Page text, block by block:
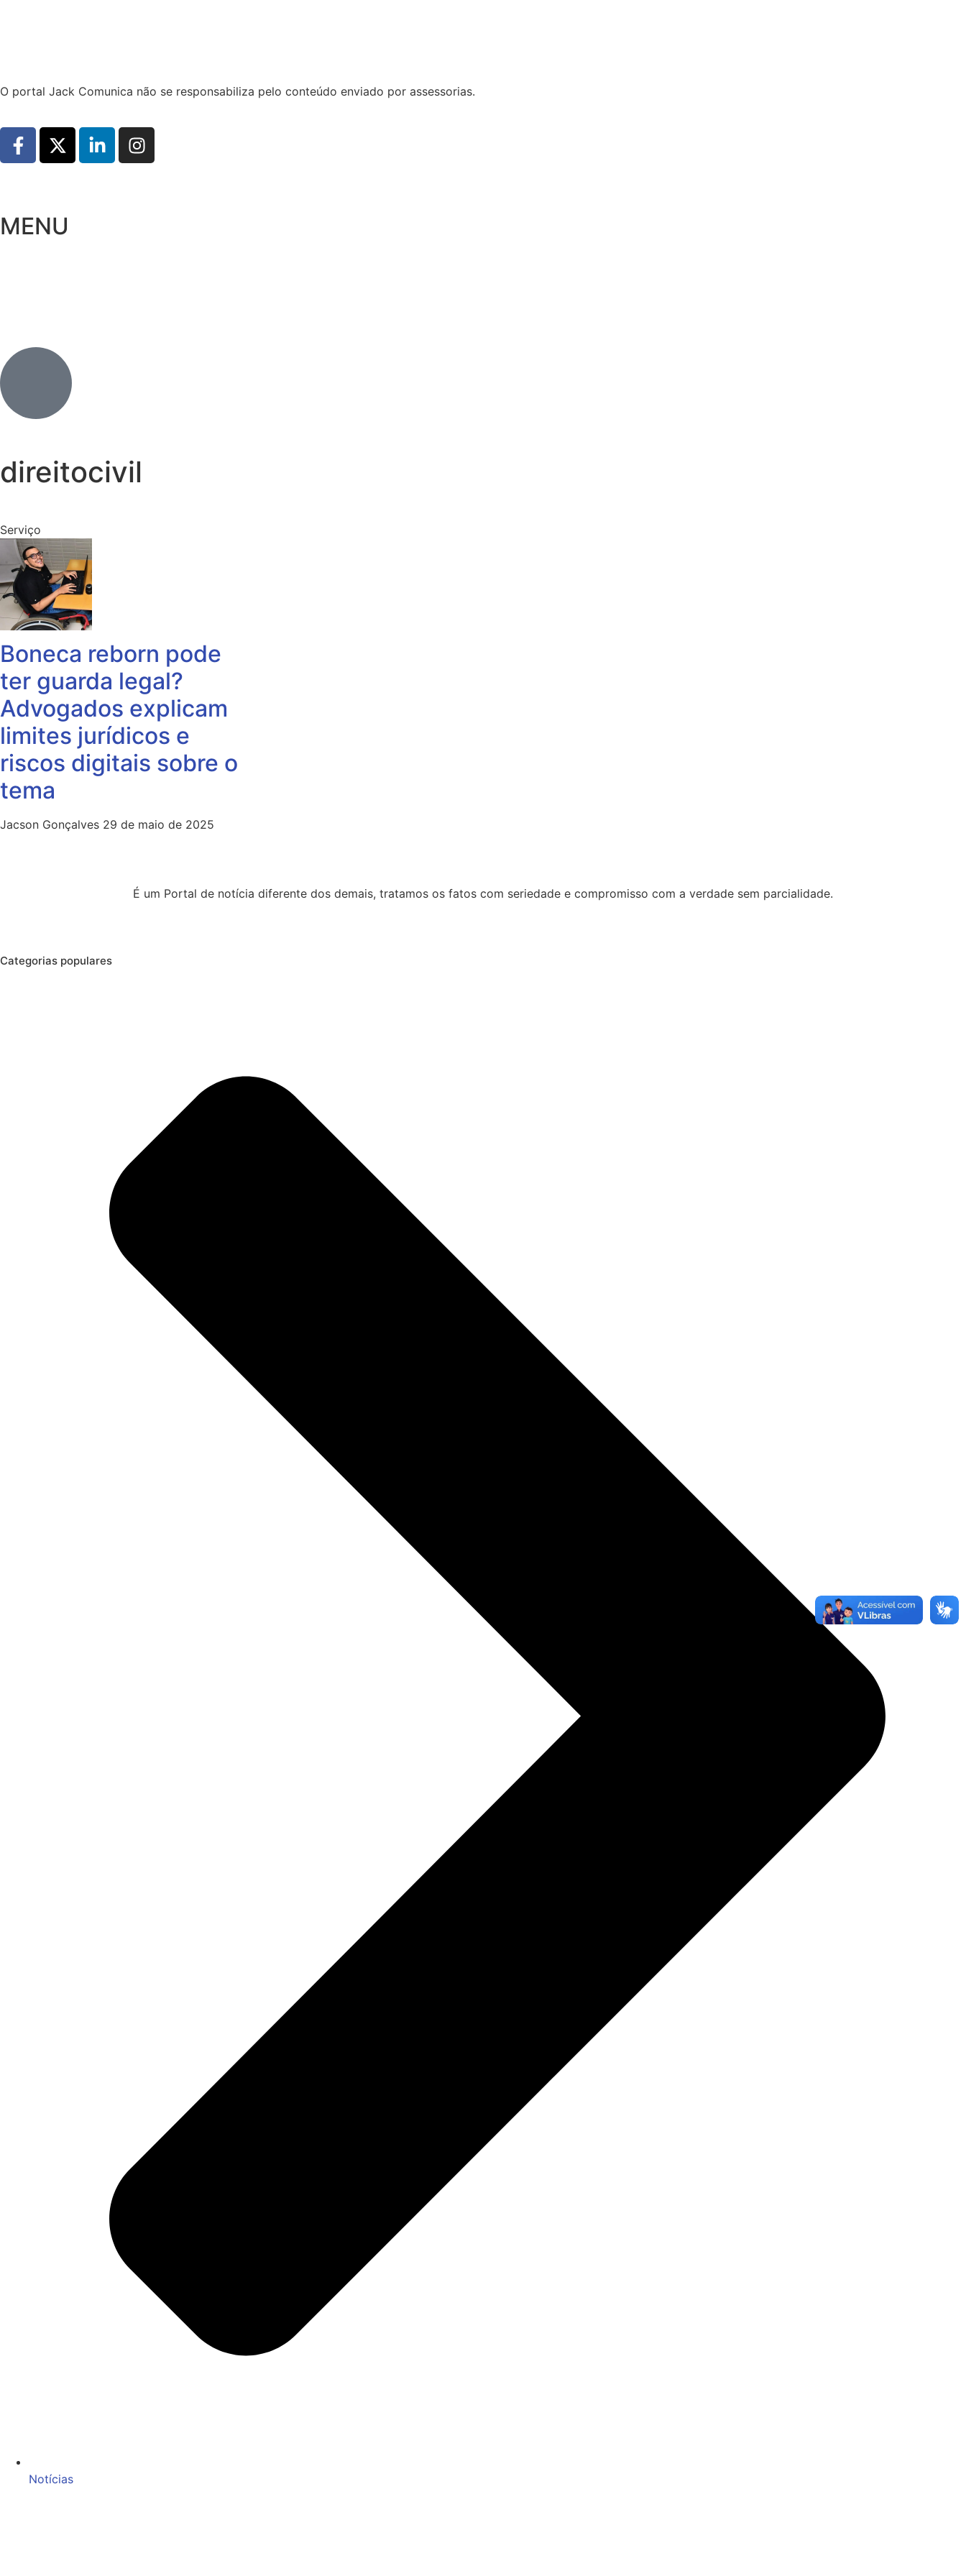
O portal Jack Comunica não se responsabiliza pelo conteúdo enviado por assessorias.
MENU
direitocivil
Serviço
Boneca reborn pode
ter guarda legal?
Advogados explicam
limites jurídicos e
riscos digitais sobre o
tema
Jacson Gonçalves 29 de maio de 2025
É um Portal de notícia diferente dos demais, tratamos os fatos com seriedade e compromisso com a verdade sem parcialidade.
Categorias populares
Notícias